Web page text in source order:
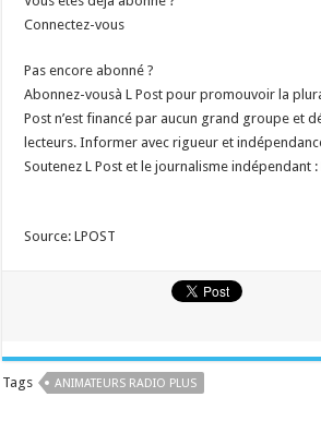
Connectez-vous
Pas encore abonné ?
Abonnez-vousà L Post pour promouvoir la
Post n’est financé par aucun grand groupe et
lecteurs. Informer avec rigueur et
Soutenez L Post et le journalisme indépendant :
Source: LPOST
Tags ANIMATEURS RADIO PLUS